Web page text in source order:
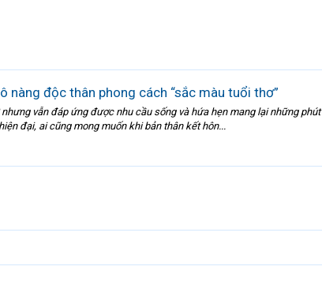
nàng độc thân phong cách “sắc màu tuổi thơ”
vẫn đáp ứng được nhu cầu sống và hứa hẹn mang lại những
đại, ai cũng mong muốn khi bản thân kết hôn...